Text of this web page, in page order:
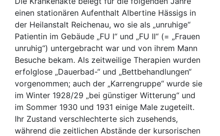
einen stationären Aufenthalt Albertine Hässigs in
der Heilanstalt Reichenau, wo sie als „unruhige“
Patientin im Gebäude „FU I“ und „FU II“ (= „Frauen
unruhig“) untergebracht war und von ihrem Mann
Besuche bekam. Als zeitweilige Therapien wurden
erfolglose „Dauerbad-“ und „Bettbehandlungen“
vorgenommen; auch der „Karrengruppe“ wurde sie
im Winter 1928/29 „bei günstiger Witterung“ und
im Sommer 1930 und 1931 einige Male zugeteilt.
Ihr Zustand verschlechterte sich zusehends,
während die zeitlichen Abstände der kursorischen